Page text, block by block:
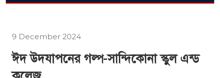
9 December 2024
ঈদ উদযাপনের গল্প-সান্দিকোনা স্কুল এন্ড